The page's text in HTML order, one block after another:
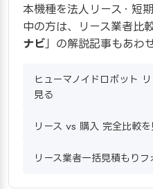
本機種を法人リース・短
中の方は、リース業者比
ナビ 」の解説記事もあわ
ヒューマノイドロボット
見る
リース vs 購入 完全比較を
リース業者一括見積もりフ